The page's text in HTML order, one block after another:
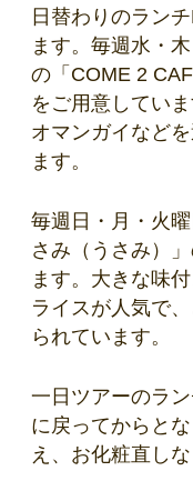
日替わりのラン
ます。毎週水・
の「COME 2
をご用意してい
オマンガイなど
ます。
毎週日・月・火
さみ（うさみ）
ます。大きな味
ライスが人気で
られています。
一日ツアーのラ
に戻ってからと
え、お化粧直し